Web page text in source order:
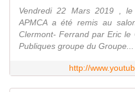
Vendredi 22 Mars 2019 ,
APMCA a été remis au
Clermont- Ferrand par Eric
Publiques groupe du Groupe...
http://